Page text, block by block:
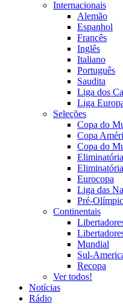
Internacionais
Alemão
Espanhol
Francês
Inglês
Italiano
Português
Saudita
Liga dos
Liga
Seleções
Copa do
Copa
Copa do
Eurocopa
Liga das
Pré-
Continentais
Mundial
Sul-
Recopa
Ver todos!
Notícias
Rádio